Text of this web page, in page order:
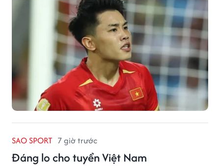
SAO SPORT 7 giờ trước
Đáng lo cho tuyển Việt Nam